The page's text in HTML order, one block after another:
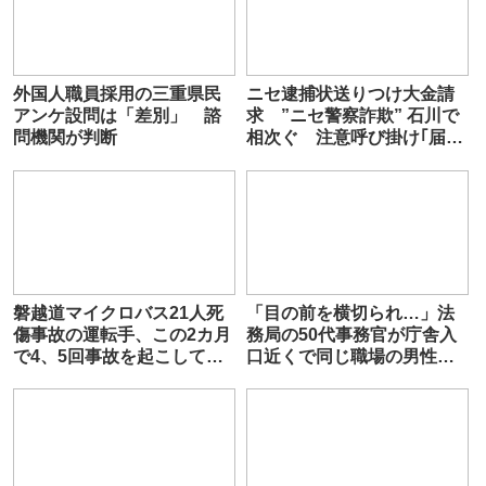
外国人職員採用の三重県民
アンケ設問は「差別」 諮
問機関が判断
ニセ逮捕状送りつけ大金請
求 ”ニセ警察詐欺” 石川で
相次ぐ 注意呼び掛け｢届い
磐越道マイクロバス21人死
傷事故の運転手、この2カ月
で4、5回事故を起こしてい
「目の前を横切られ…」法
務局の50代事務官が庁舎入
口近くで同じ職場の男性職